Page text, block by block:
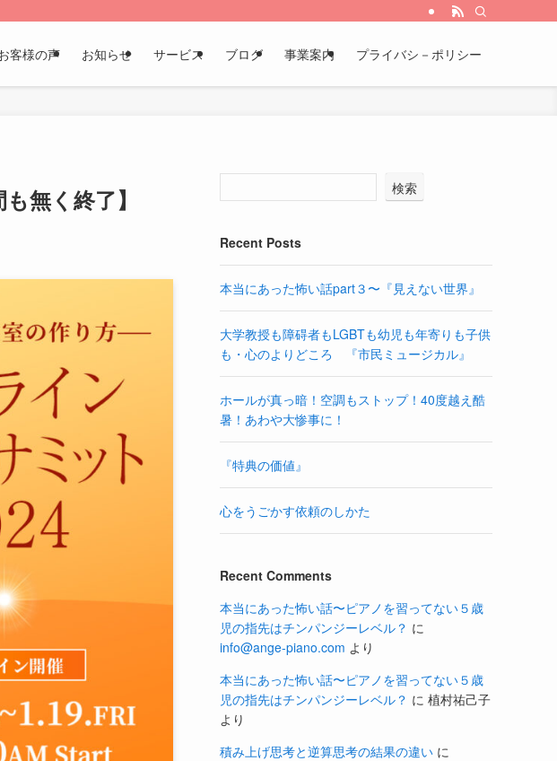
客様の声 お知らせ サービス ブログ 事業案内 プライバシ－ポリシー
無く終了】 検索
Recent Posts
本当にあった怖い話part３〜『見えない世界』
大学教授も障碍者もLGBTも幼児も年寄りも子供
も・心のよりどころ 『市民ミュージカル』
ホールが真っ暗！空調もストップ！40度越え酷
暑！あわや大惨事に！
『特典の価値』
心をうごかす依頼のしかた
Recent Comments
本当にあった怖い話〜ピアノを習ってない５歳
児の指先はチンパンジーレベル？ に
info@ange-piano.com より
本当にあった怖い話〜ピアノを習ってない５歳
児の指先はチンパンジーレベル？ に 植村祐己子
より
積み上げ思考と逆算思考の結果の違い に